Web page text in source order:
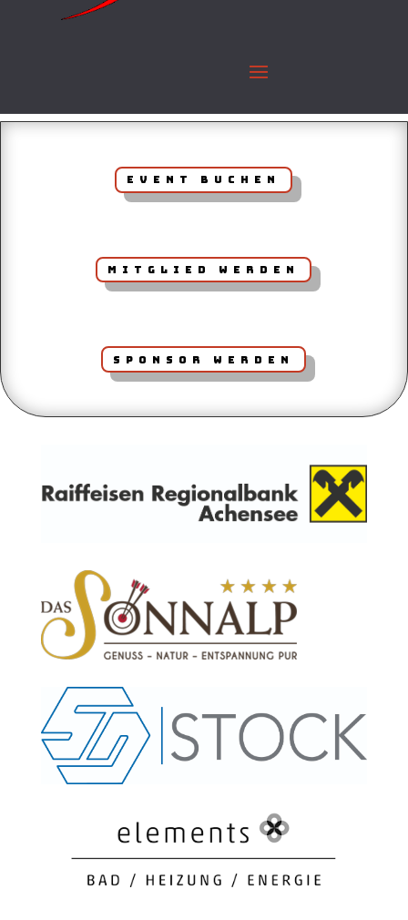
Event Buchen
Mitglied werden
Sponsor werden